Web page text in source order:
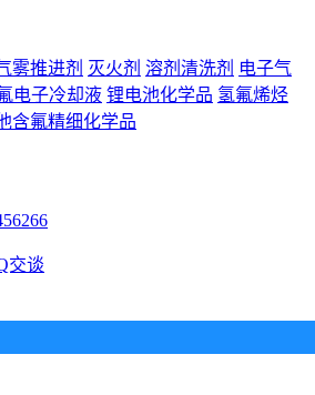
雾推进剂 灭火剂 溶剂清洗剂 电子气
电子冷却液 锂电池化学品 氢氟烯烃
含氟精细化学品
交谈